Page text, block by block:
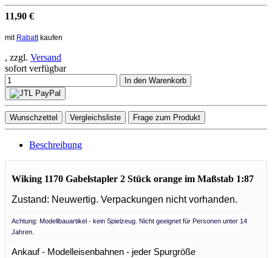
11,90 €
mit Rabattkaufen
, zzgl. Versand
sofort verfügbar
In den Warenkorb
Wunschzettel Vergleichsliste Frage zum Produkt
Beschreibung
Wiking 1170 Gabelstapler 2 Stück orange im Maßstab 1:87
Zustand: Neuwertig. Verpackungen nicht vorhanden.
Achtung: Modellbauartikel - kein Spielzeug. Nicht geeignet für Personen unter 14
Jahren.
Ankauf - Modelleisenbahnen - jeder Spurgröße